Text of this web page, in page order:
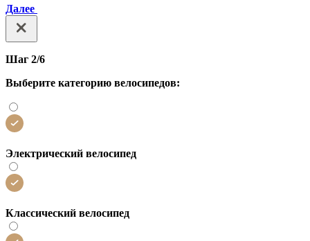
Далее
Шаг 2/6
Выберите категорию велосипедов:
Электрический велосипед
Классический велосипед